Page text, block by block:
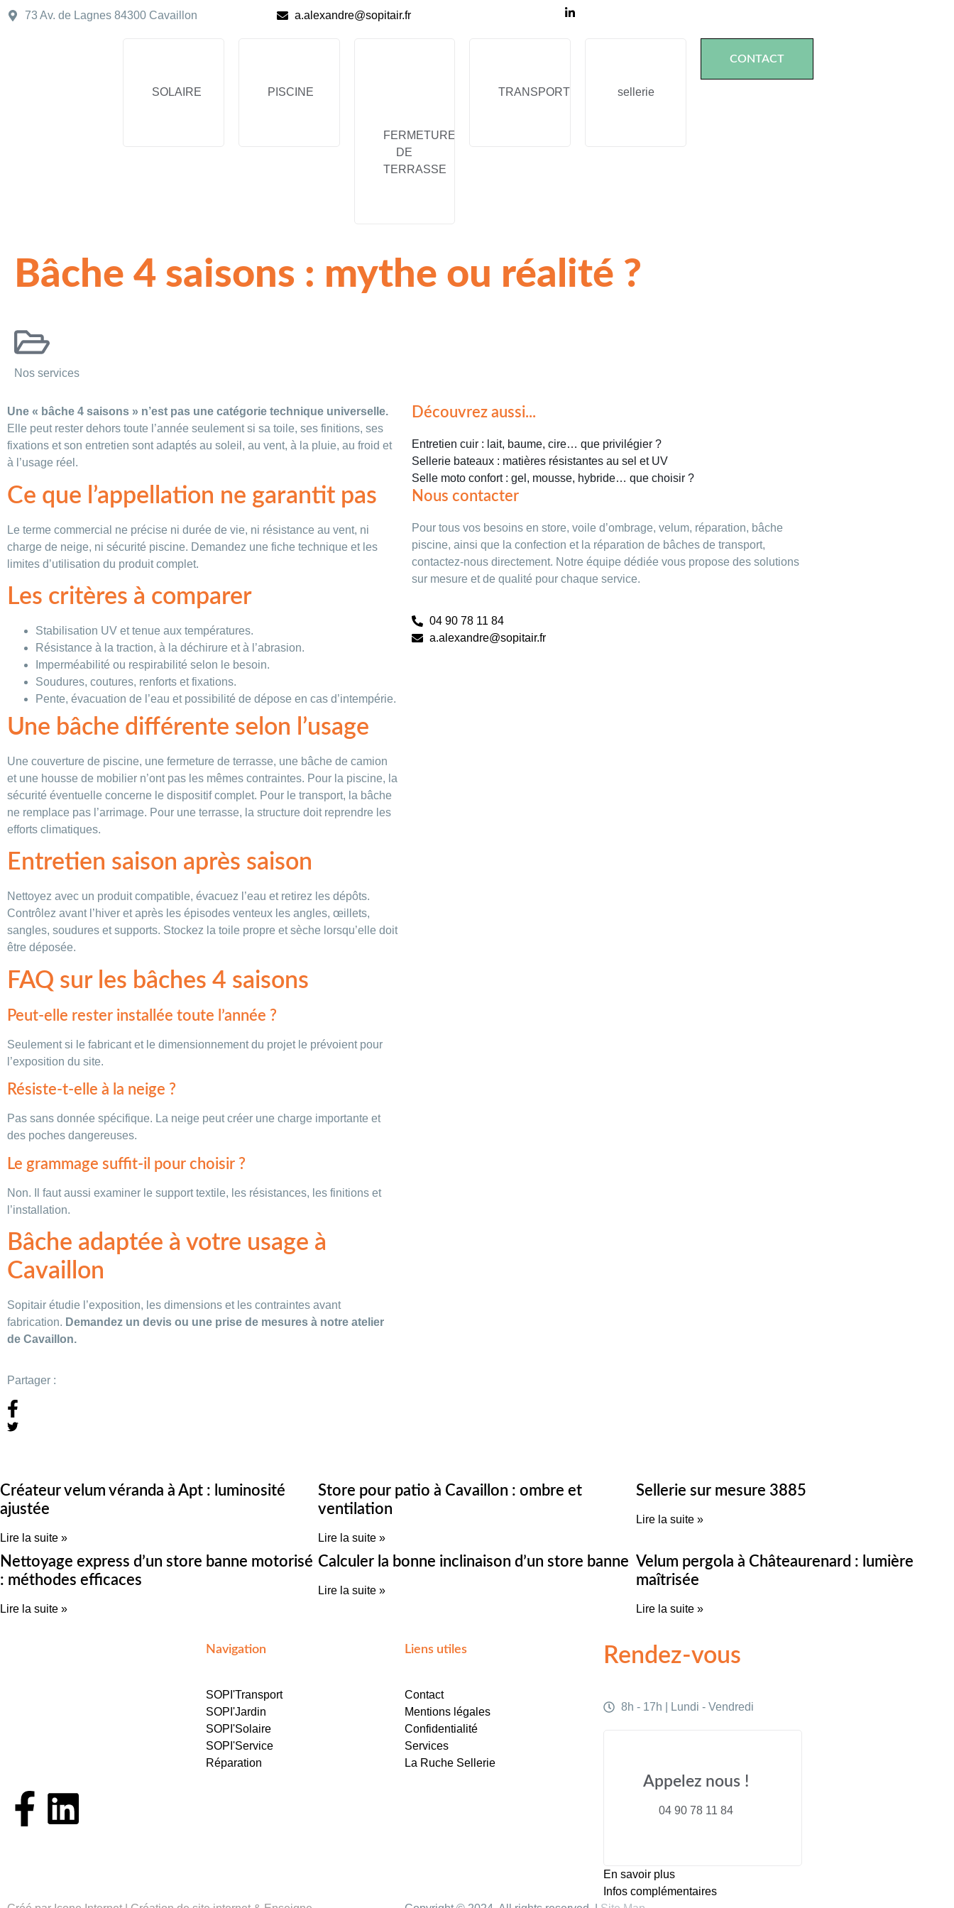
73 Av. de Lagnes 84300 Cavaillon a.alexandre@sopitair.fr
SOLAIRE PISCINE
FERMETURE
DE
TERRASSE
TRANSPORT sellerie
CONTACT
Bâche 4 saisons : mythe ou réalité ?
Nos services
Une « bâche 4 saisons » n’est pas une catégorie technique universelle.
Elle peut rester dehors toute l’année seulement si sa toile, ses finitions, ses
fixations et son entretien sont adaptés au soleil, au vent, à la pluie, au froid et
à l’usage réel.
Ce que l’appellation ne garantit pas
Le terme commercial ne précise ni durée de vie, ni résistance au vent, ni
charge de neige, ni sécurité piscine. Demandez une fiche technique et les
limites d’utilisation du produit complet.
Les critères à comparer
Stabilisation UV et tenue aux températures.
Résistance à la traction, à la déchirure et à l’abrasion.
Imperméabilité ou respirabilité selon le besoin.
Soudures, coutures, renforts et fixations.
Pente, évacuation de l’eau et possibilité de dépose en cas d’intempérie.
Une bâche différente selon l’usage
Une couverture de piscine, une fermeture de terrasse, une bâche de camion
et une housse de mobilier n’ont pas les mêmes contraintes. Pour la piscine, la
sécurité éventuelle concerne le dispositif complet. Pour le transport, la bâche
ne remplace pas l’arrimage. Pour une terrasse, la structure doit reprendre les
efforts climatiques.
Entretien saison après saison
Nettoyez avec un produit compatible, évacuez l’eau et retirez les dépôts.
Contrôlez avant l’hiver et après les épisodes venteux les angles, œillets,
sangles, soudures et supports. Stockez la toile propre et sèche lorsqu’elle doit
être déposée.
FAQ sur les bâches 4 saisons
Peut-elle rester installée toute l’année ?
Seulement si le fabricant et le dimensionnement du projet le prévoient pour
l’exposition du site.
Résiste-t-elle à la neige ?
Pas sans donnée spécifique. La neige peut créer une charge importante et
des poches dangereuses.
Le grammage suffit-il pour choisir ?
Non. Il faut aussi examiner le support textile, les résistances, les finitions et
l’installation.
Bâche adaptée à votre usage à
Cavaillon
Sopitair étudie l’exposition, les dimensions et les contraintes avant
fabrication. Demandez un devis ou une prise de mesures à notre atelier
de Cavaillon.
Partager :
Découvrez aussi...
Entretien cuir : lait, baume, cire… que privilégier ?
Sellerie bateaux : matières résistantes au sel et UV
Selle moto confort : gel, mousse, hybride… que choisir ?
Nous contacter
Pour tous vos besoins en store, voile d’ombrage, velum, réparation, bâche
piscine, ainsi que la confection et la réparation de bâches de transport,
contactez-nous directement. Notre équipe dédiée vous propose des solutions
sur mesure et de qualité pour chaque service.
04 90 78 11 84
a.alexandre@sopitair.fr
Créateur velum véranda à Apt : luminosité
ajustée
Lire la suite »
Store pour patio à Cavaillon : ombre et
ventilation
Lire la suite »
Sellerie sur mesure 3885
Lire la suite »
Nettoyage express d’un store banne motorisé
: méthodes efficaces
Lire la suite »
Calculer la bonne inclinaison d’un store banne
Lire la suite »
Velum pergola à Châteaurenard : lumière
maîtrisée
Lire la suite »
Navigation
SOPI'Transport
SOPI'Jardin
SOPI'Solaire
SOPI'Service
Réparation
Liens utiles
Contact
Mentions légales
Confidentialité
Services
La Ruche Sellerie
Rendez-vous
8h - 17h | Lundi - Vendredi
Appelez nous !
04 90 78 11 84
En savoir plus
Infos complémentaires